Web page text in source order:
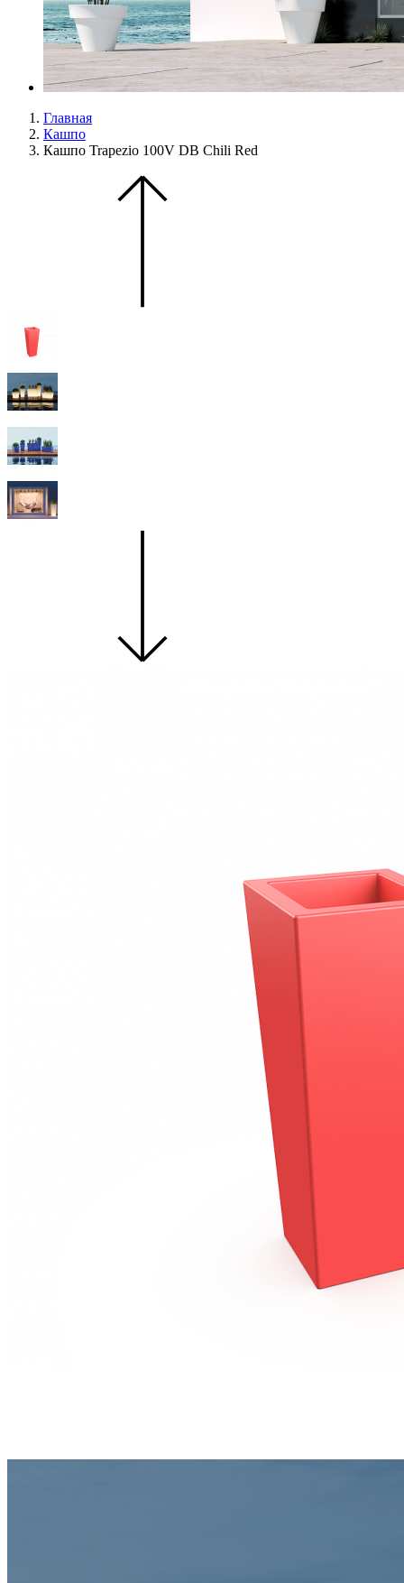
Главная
Кашпо
Кашпо Trapezio 100V DB Chili Red